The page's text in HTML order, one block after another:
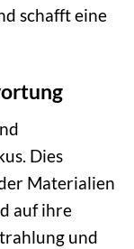
schafft eine
Dies
Materialien
auf ihre
und